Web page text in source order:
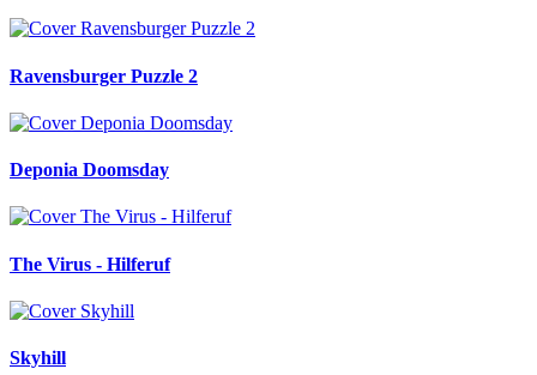
Ravensburger Puzzle 2
Deponia Doomsday
The Virus - Hilferuf
Skyhill